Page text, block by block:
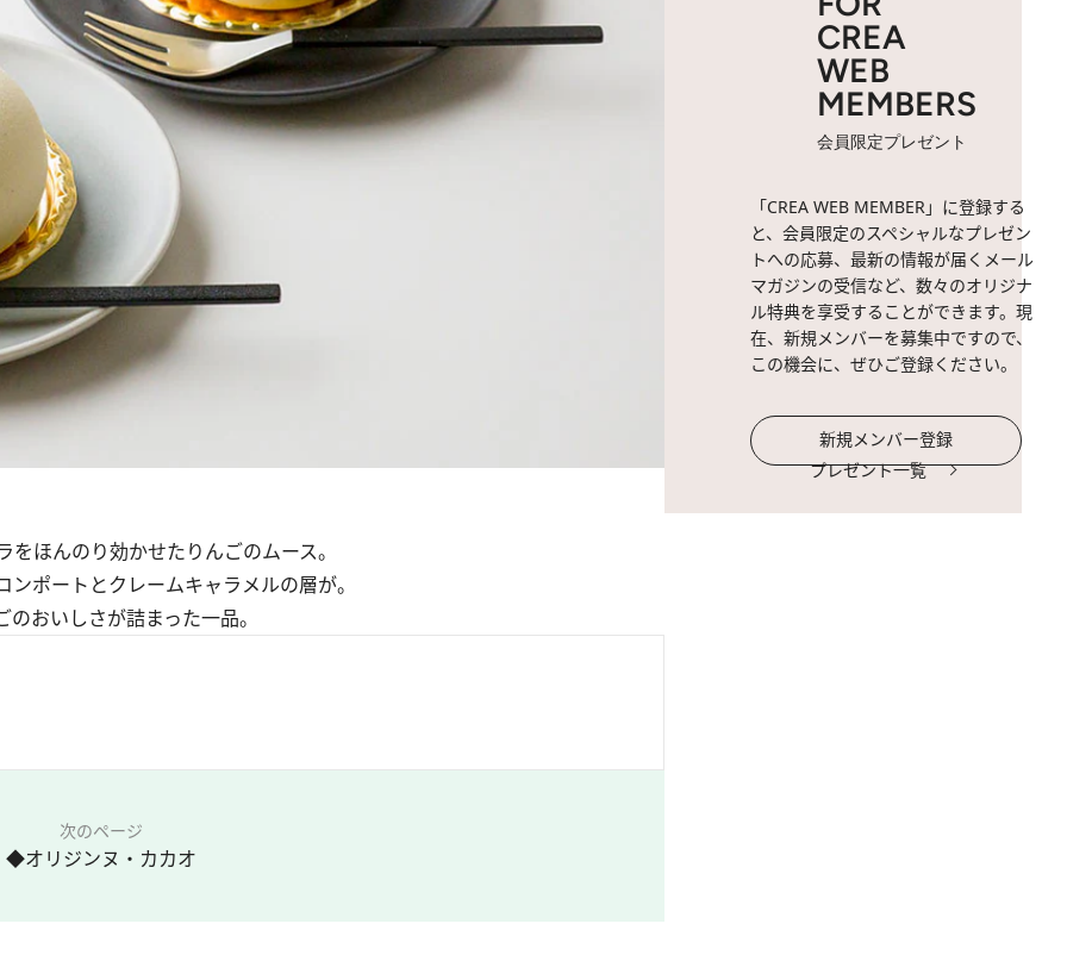
ほんのり効かせたりんごのムース。
ポートとクレームキャラメルの層が。
おいしさが詰まった一品。
次のページ
◆オリジンヌ・カカオ
CREA
WEB
MEMBERS
会員限定プレゼント
「CREA WEB MEMBER」に登録する
と、会員限定のスペシャルなプレゼン
トへの応募、最新の情報が届くメール
マガジンの受信など、数々のオリジナ
ル特典を享受することができます。現
在、新規メンバーを募集中ですので、
この機会に、ぜひご登録ください。
新規メンバー登録
プレゼント一覧